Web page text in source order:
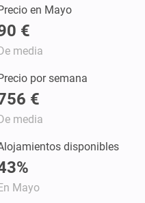
en Mayo
€
media
por semana
€
media
disponibles
Mayo